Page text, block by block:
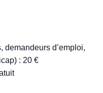
demandeurs d’emploi,
: 20 €